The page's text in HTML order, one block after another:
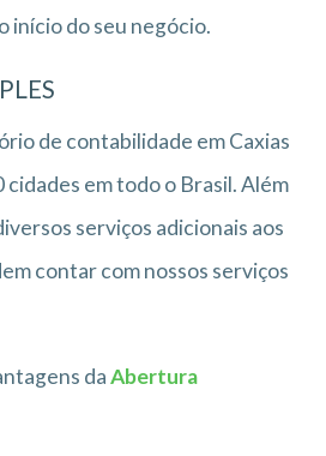
início do seu negócio.
de contabilidade em Caxias
cidades em todo o Brasil. Além
serviços adicionais aos
contar com nossos serviços
daAbertura